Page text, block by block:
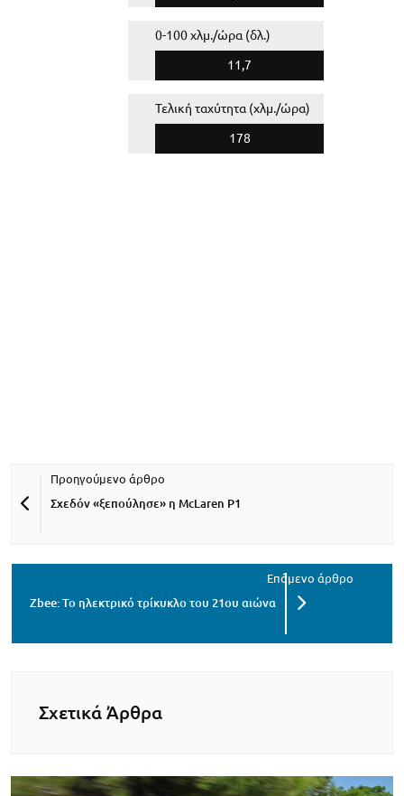
0-100 χλμ./ώρα (δλ.)
11,7
Τελική ταχύτητα (χλμ./ώρα)
178
Σχεδόν «ξεπούλησε» η McLaren P1
Zbee: Το ηλεκτρικό τρίκυκλο του 21ου αιώνα
Σχετικά Άρθρα